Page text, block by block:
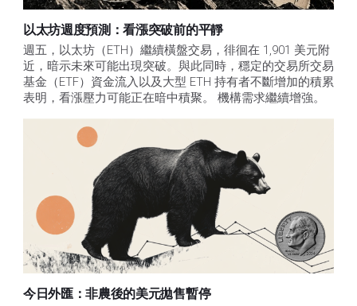
以太坊週度預測：看漲突破前的平靜
週五，以太坊（ETH）繼續橫盤交易，徘徊在 1,901 美元附
近，暗示未來可能出現突破。與此同時，穩定的交易所交易
基金（ETF）資金流入以及大型 ETH 持有者不斷增加的積累
表明，看漲壓力可能正在暗中積聚。 機構需求繼續增強。
今日外匯：非農後的美元拋售暫停